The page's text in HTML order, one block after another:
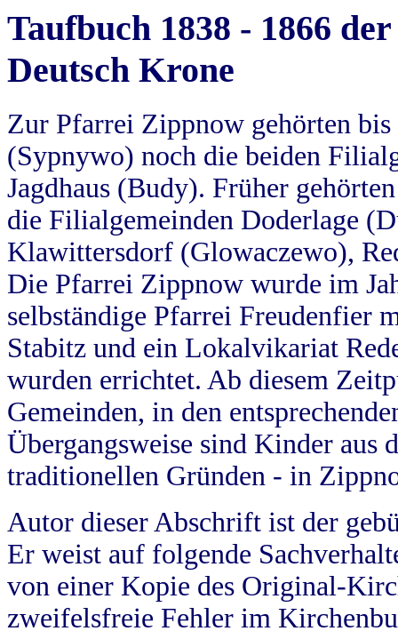
Taufbuch 1838 - 1866
Deutsch Krone
Zur Pfarrei Zippnow gehörten
(Sypnywo) noch die beiden
Jagdhaus (Budy). Früher
die Filialgemeinden Doderlage
Klawittersdorf (Glowaczewo),
Die Pfarrei Zippnow wurde im
selbständige Pfarrei Freudenfier
Stabitz und ein Lokalvikariat
wurden errichtet. Ab diesem
Gemeinden, in den
Übergangsweise sind Kinder aus
traditionellen Gründen - in
Autor dieser Abschrift ist der
Er weist auf folgende
von einer Kopie des Original-
zweifelsfreie Fehler im